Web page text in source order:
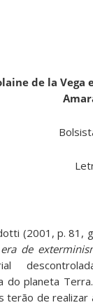
de la Vega
(2001, p. 81,
era de
do planeta
terão de realizar